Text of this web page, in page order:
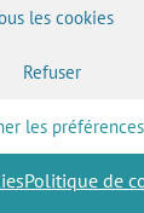
les cookies
Refuser
les préférences
Politique de